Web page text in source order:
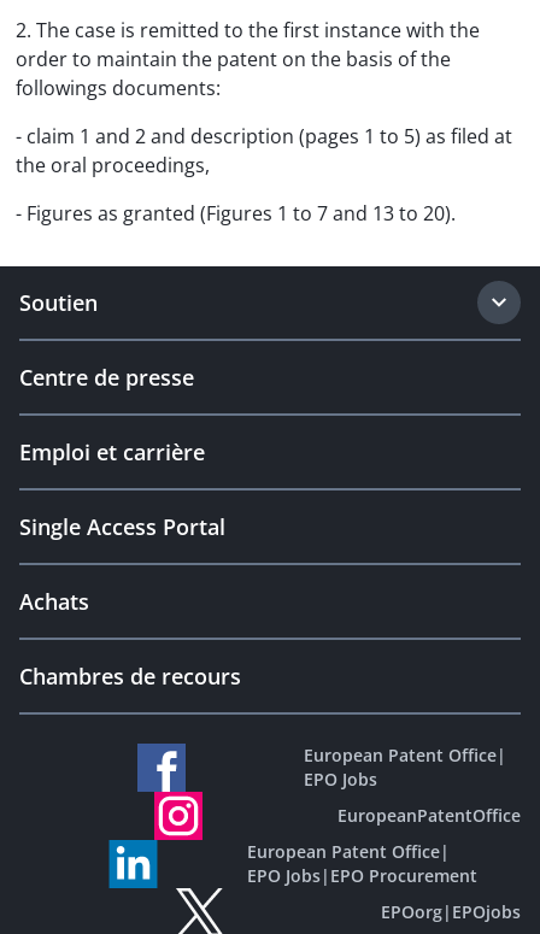
2. The case is remitted to the first instance with the
order to maintain the patent on the basis of the
followings documents:
- claim 1 and 2 and description (pages 1 to 5) as filed at
the oral proceedings,
- Figures as granted (Figures 1 to 7 and 13 to 20).
Soutien
Centre de presse
Emploi et carrière
Single Access Portal
Achats
Chambres de recours
European Patent Office|
EPO Jobs
EuropeanPatentOffice
European Patent Office|
EPO Jobs| EPO Procurement
EPOorg| EPOjobs